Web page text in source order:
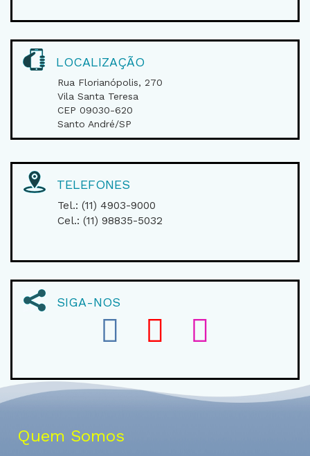
LOCALIZAÇÃO
Rua Florianópolis, 270
Vila Santa Teresa
CEP 09030-620
Santo André/SP
TELEFONES
Tel.: (11) 4903-9000
Cel.: (11) 98835-5032
SIGA-NOS
Quem Somos